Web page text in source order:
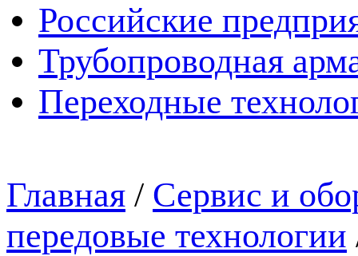
Российские
Трубопроводная
Переходные
Главная / Сервис и
передовые технологии